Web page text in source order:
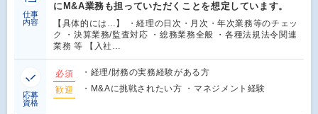
仕事
内容
にM&A業務も担っていただくことを想定しています。
【具体的には…】 ・経理の日次・月次・年次業務等のチェッ
ク ・決算業務/監査対応 ・総務業務全般 ・各種法規法令関連
業務 等 【入社…
応募
資格
必須
・経理/財務の実務経験がある方
歓迎
・M&Aに挑戦されたい方 ・マネジメント経験